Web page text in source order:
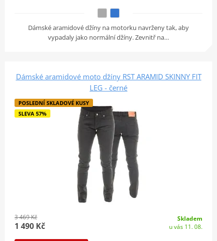
Dámské aramidové džíny na motorku navrženy tak, aby
vypadaly jako normální džíny. Zevnitř na…
Dámské aramidové moto džíny RST ARAMID SKINNY FIT
LEG - černé
POSLEDNÍ SKLADOVÉ KUSY
SLEVA 57%
3 469 Kč
1 490 Kč
Skladem
u vás 11. 08.